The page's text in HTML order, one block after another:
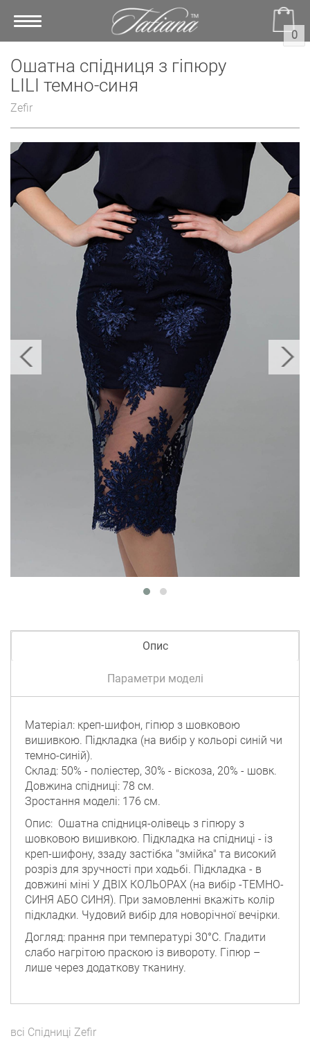
Toggle
0
Ошатна спідниця з гіпюру
LILI темно-синя
Zefir
Опис
Параметри моделі
Матеріал: креп-шифон, гіпюр з шовковою
вишивкою. Підкладка (на вибір у кольорі синій чи
темно-синій).
Склад: 50% - поліестер, 30% - віскоза, 20% - шовк.
Довжина спідниці: 78 см.
Зростання моделі: 176 см.
Опис: Ошатна спідниця-олівець з гіпюру з
шовковою вишивкою. Підкладка на спідниці - із
креп-шифону, ззаду застібка "змійка" та високий
розріз для зручності при ходьбі. Підкладка - в
довжині міні У ДВІХ КОЛЬОРАХ (на вибір -ТЕМНО-
СИНЯ АБО СИНЯ). При замовленні вкажіть колір
підкладки. Чудовий вибір для новорічної вечірки.
Догляд: прання при температурі 30°C. Гладити
слабо нагрітою праскою із вивороту. Гіпюр –
лише через додаткову тканину.
всі Спідниці Zefir